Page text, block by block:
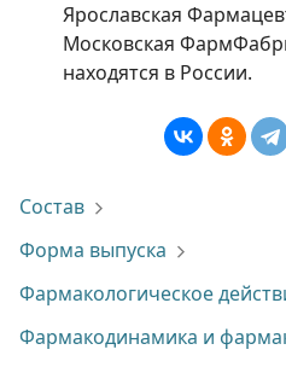
Ярославская
Московская
находятся в России.
Состав
Форма выпуска
Фармакологическое
Фармакодинамика и